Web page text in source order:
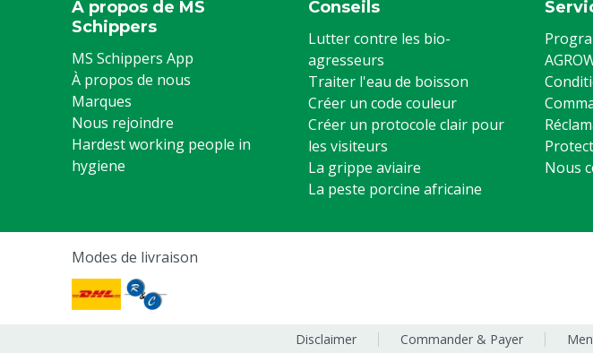
A propos de MS
Schippers
MS Schippers App
À propos de nous
Marques
Nous rejoindre
Hardest working people in
hygiene
Conseils
Lutter contre les bio-
agresseurs
Traiter l'eau de boisson
Créer un code couleur
Créer un protocole clair pour
les visiteurs
La grippe aviaire
La peste porcine africaine
Nous
Modes de livraison
Disclaimer Commander & Payer